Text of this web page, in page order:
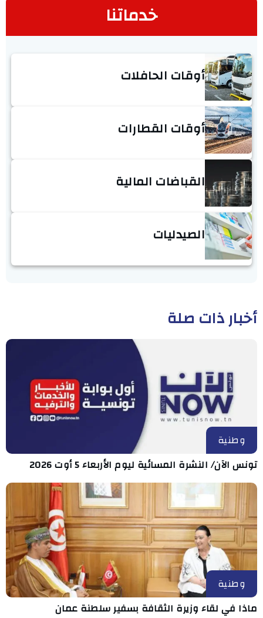
خدماتنا
أوقات الحافلات
أوقات القطارات
القباضات المالية
الصيدليات
أخبار ذات صلة
وطنية
تونس الآن/ النشرة المسائية ليوم الأربعاء 5 أوت 2026
وطنية
ماذا في لقاء وزيرة الثقافة بسفير سلطنة عمان